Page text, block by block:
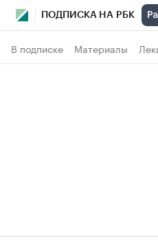
ПОДПИСКА НА РБК
В подписке Материалы